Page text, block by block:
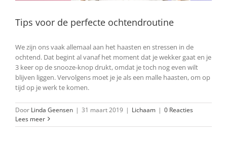
Tips voor de perfecte ochtendroutine
We zijn ons vaak allemaal aan het haasten en stressen in de
ochtend. Dat begint al vanaf het moment dat je wekker gaat en je
3 keer op de snooze-knop drukt, omdat je toch nog even wilt
blijven liggen. Vervolgens moet je je als een malle haasten, om op
tijd op je werk te komen.
Door Linda Geensen | 31 maart 2019 | Lichaam | 0 Reacties
Lees meer